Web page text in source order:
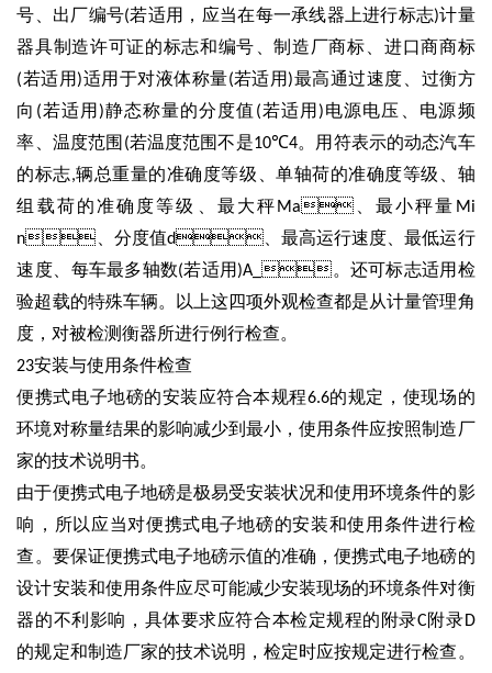
号、出厂编号(若适用，应当在每一承线器上进行标志)计量
器具制造许可证的标志和编号、制造厂商标、进口商商标
(若适用 )适用于对液体称量(若适用 )最高通过速度、过衡方
向 (若适用 )静态称量的分度值 (若适用 )电源电压、电源频
率、温度范围 (若温度范围不是10℃4。用符表示的动态汽车
的标志,辆总重量的准确度等级、单轴荷的准确度等级、轴
组载荷的准确度等级、最大秤Ma、最小秤量 Mi
n、分度值d、最高运行速度、最低运行
速度、每车最多轴数(若适用 )A_。还可标志适用检
验超载的特殊车辆。以上这四项外观检查都是从计量管理角
度，对被检测衡器所进行例行检查。
23安装与使用条件检查
便携式电子地磅的安装应符合本规程6.6的规定，使现场的
环境对称量结果的影响减少到最小，使用条件应按照制造厂
家的技术说明书。
由于便携式电子地磅是极易受安装状况和使用环境条件的影
响，所以应当对便携式电子地磅的安装和使用条件进行检
查。要保证便携式电子地磅示值的准确，便携式电子地磅的
设计安装和使用条件应尽可能减少安装现场的环境条件对衡
器的不利影响，具体要求应符合本检定规程的附录C附录D
的规定和制造厂家的技术说明，检定时应按规定进行检查。